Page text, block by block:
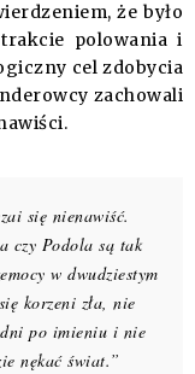
że było
polowania i
cel zdobycia
zachowali
się nienawiść.
czy Podola są tak
w dwudziestym
korzeni zła, nie
po imieniu i nie
nękać świat.”